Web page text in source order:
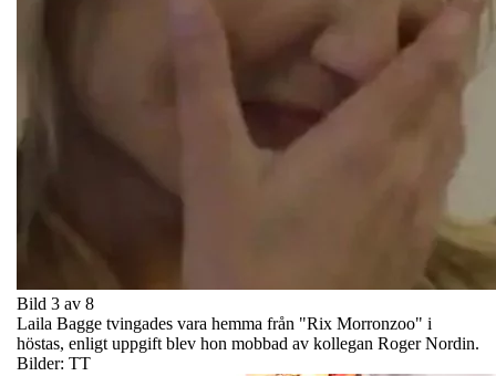
Bild 3 av 8
Laila Bagge tvingades vara hemma från "Rix Morronzoo" i
höstas, enligt uppgift blev hon mobbad av kollegan Roger Nordin.
Bilder: TT